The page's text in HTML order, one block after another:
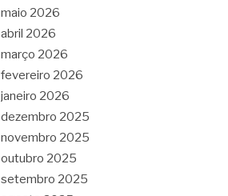
maio 2026
abril 2026
março 2026
fevereiro 2026
janeiro 2026
dezembro 2025
novembro 2025
outubro 2025
setembro 2025